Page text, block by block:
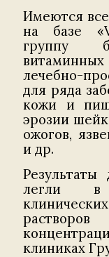
Имеются
на базе
группу
лечебно-
для ряда
кожи и
эрозии
ожогов,
и др.
Результаты
легли в
клиниках